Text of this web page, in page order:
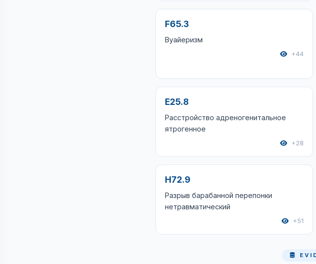
F65.3
Вуайеризм
+44
E25.8
Расстройство адреногенитальное
ятрогенное
+28
H72.9
Разрыв барабанной перепонки
нетравматический
+51